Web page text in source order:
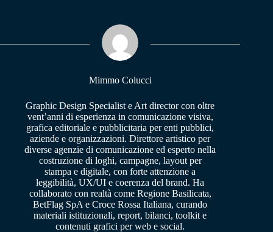
pp m
Mimmo Colucci
Graphic Design Specialist e Art director con oltre
vent’anni di esperienza in comunicazione visiva,
grafica editoriale e pubblicitaria per enti pubblici,
aziende e organizzazioni. Direttore artistico per
diverse agenzie di comunicazione ed esperto nella
costruzione di loghi, campagne, layout per
stampa e digitale, con forte attenzione a
leggibilità, UX/UI e coerenza del brand. Ha
collaborato con realtà come Regione Basilicata,
BetFlag SpA e Croce Rossa Italiana, curando
materiali istituzionali, report, bilanci, toolkit e
contenuti grafici per web e social.